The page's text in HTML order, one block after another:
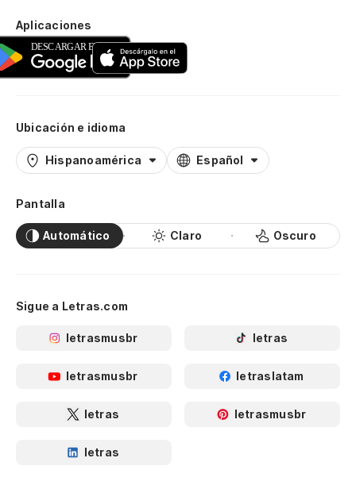
Aplicaciones
Ubicación e idioma
Hispanoamérica Español
Pantalla
Automático Claro Oscuro
Sigue a Letras.com
letrasmusbr letras
letrasmusbr letraslatam
letras letrasmusbr
letras